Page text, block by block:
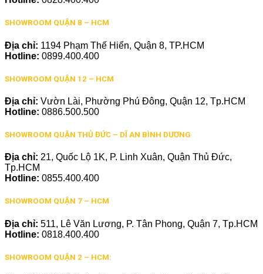
SHOWROOM QUẬN 8 – HCM
Địa chỉ: 1194 Phạm Thế Hiển, Quận 8, TP.HCM
Hotline: 0899.400.400
SHOWROOM QUẬN 12 – HCM
Địa chỉ: Vườn Lài, Phường Phú Đông, Quận 12, Tp.HCM
Hotline: 0886.500.500
SHOWROOM QUẬN THỦ ĐỨC – DĨ AN BÌNH DƯƠNG
Địa chỉ: 21, Quốc Lộ 1K, P. Linh Xuân, Quận Thủ Đức,
Tp.HCM
Hotline: 0855.400.400
SHOWROOM QUẬN 7 – HCM
Địa chỉ: 511, Lê Văn Lương, P. Tân Phong, Quận 7, Tp.HCM
Hotline: 0818.400.400
SHOWROOM QUẬN 2 – HCM: